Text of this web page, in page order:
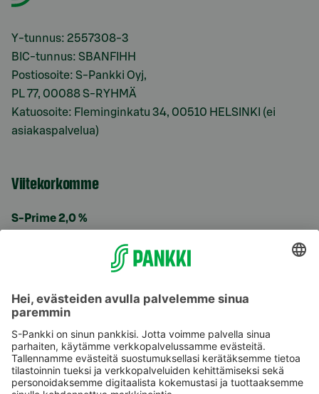
Y-tunnus: 2557308-3
BIC-tunnus: SBANFIHH
Postiosoite: S-Pankki Oyj,
PL 77, 00088 S-RYHMÄ
Katuosoite: Fleminginkatu 34, 00510 HELSINKI (ei
asiakaspalvelua)
Viitekorkomme
S-Prime 2,0 %
Käyttöehdot